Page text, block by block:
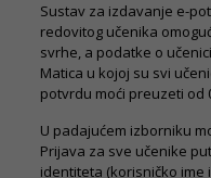
Sustav za izdavanje e-
redovitog učenika
svrhe, a podatke o
Matica u kojoj su svi
potvrdu moći preuzeti od
U padajućem izborniku
Prijava za sve učenike
identiteta (korisničko ime